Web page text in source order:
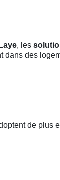
, les
dans des
de plus